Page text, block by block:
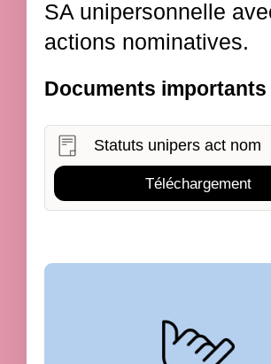
SA unipersonnelle
actions nominatives.
Documents importants
Statuts unipers act nom
Téléchargement